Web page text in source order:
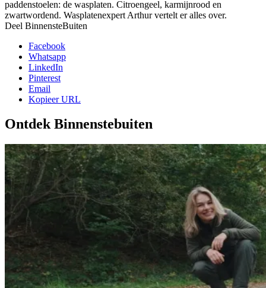
paddenstoelen: de wasplaten. Citroengeel, karmijnrood en
zwartwordend. Wasplatenexpert Arthur vertelt er alles over.
Deel BinnensteBuiten
Facebook
Whatsapp
LinkedIn
Pinterest
Email
Kopieer URL
Ontdek Binnenstebuiten